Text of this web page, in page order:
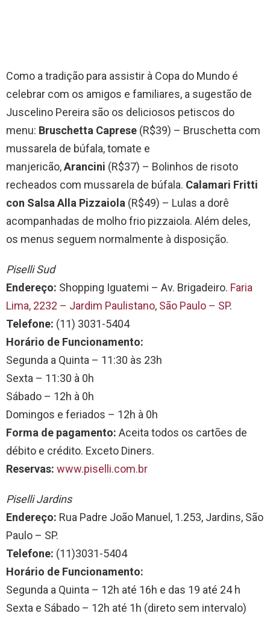
Como a tradição para assistir à Copa do Mundo é
celebrar com os amigos e familiares, a sugestão de
Juscelino Pereira são os deliciosos petiscos do
menu: Bruschetta Caprese (R$39) – Bruschetta com
mussarela de búfala, tomate e
manjericão,Arancini (R$37) – Bolinhos de risoto
recheados com mussarela de búfala. Calamari Fritti
con Salsa Alla Pizzaiola (R$49) – Lulas a dorê
acompanhadas de molho frio pizzaiola. Além deles,
os menus seguem normalmente à disposição.
Piselli Sud
Endereço: Shopping Iguatemi – Av. Brigadeiro. Faria
Lima, 2232 – Jardim Paulistano, São Paulo – SP.
Telefone: (11) 3031-5404
Horário de Funcionamento:
Segunda a Quinta – 11:30 às 23h
Sexta – 11:30 à 0h
Sábado – 12h à 0h
Domingos e feriados – 12h à 0h
Forma de pagamento: Aceita todos os cartões de
débito e crédito. Exceto Diners.
Reservas: www.piselli.com.br
Piselli Jardins
Endereço: Rua Padre João Manuel, 1.253, Jardins, São
Paulo – SP.
Telefone: (11)3031-5404
Horário de Funcionamento:
Segunda a Quinta – 12h até 16h e das 19 até 24 h
Sexta e Sábado – 12h até 1h (direto sem intervalo)